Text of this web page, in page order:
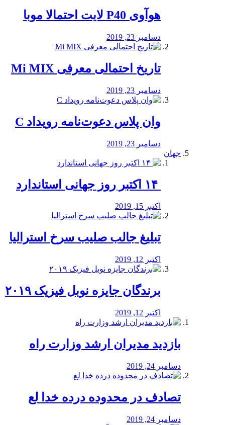
هوآوی P40 لایت احتمالا موبا
دسامبر 23, 2019
تاریخ احتمالی معرفی Mi MIX
دسامبر 23, 2019
وان پلاس دعوت‌نامه رویداد C
دسامبر 23, 2019
جهان
اکتبر 15, 2019
تبلیغ جالب صلیب سرخ استرالیا
اکتبر 12, 2019
برندگان جایزه نوبل فیزیک ۲۰۱۹
اکتبر 12, 2019
بازدید مدیران ارشد وزارت راه
دسامبر 24, 2019
تصادف در محدوده درده خدا لع
دسامبر 24, 2019